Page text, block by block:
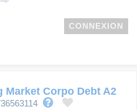
CONNEXION
Market Corpo Debt A2